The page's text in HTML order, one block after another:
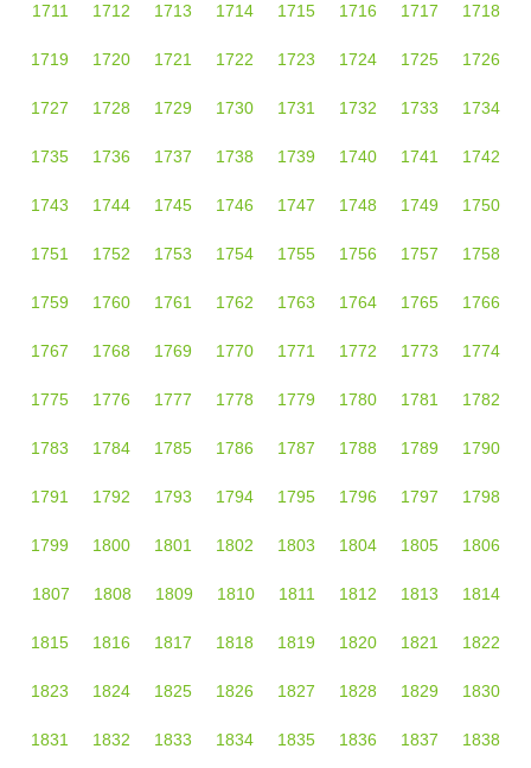
1711 1712 1713 1714 1715 1716 1717 1718
1719 1720 1721 1722 1723 1724 1725 1726
1727 1728 1729 1730 1731 1732 1733 1734
1735 1736 1737 1738 1739 1740 1741 1742
1743 1744 1745 1746 1747 1748 1749 1750
1751 1752 1753 1754 1755 1756 1757 1758
1759 1760 1761 1762 1763 1764 1765 1766
1767 1768 1769 1770 1771 1772 1773 1774
1775 1776 1777 1778 1779 1780 1781 1782
1783 1784 1785 1786 1787 1788 1789 1790
1791 1792 1793 1794 1795 1796 1797 1798
1799 1800 1801 1802 1803 1804 1805 1806
1807 1808 1809 1810 1811 1812 1813 1814
1815 1816 1817 1818 1819 1820 1821 1822
1823 1824 1825 1826 1827 1828 1829 1830
1831 1832 1833 1834 1835 1836 1837 1838